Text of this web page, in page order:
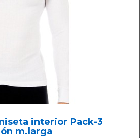
interior Pack-3
m.larga